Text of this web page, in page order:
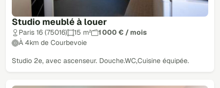
Studio meublé à louer
Paris 16 (75016) 15 m²
1 000 € / mois
À 4km de Courbevoie
Studio 2e, avec ascenseur. Douche.WC,Cuisine équipée.